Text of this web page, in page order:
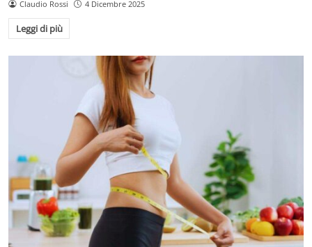
Claudio Rossi 4 Dicembre 2025
Leggi di più